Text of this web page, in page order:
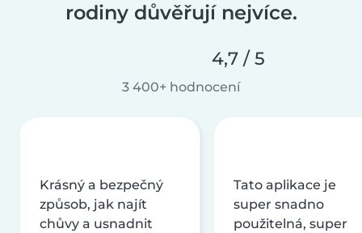
rodiny důvěřují nejvíce.
4,7 / 5
3 400+ hodnocení
Krásný a bezpečný
způsob, jak najít
chůvy a usnadnit
Tato aplikace je
super snadno
použitelná, super